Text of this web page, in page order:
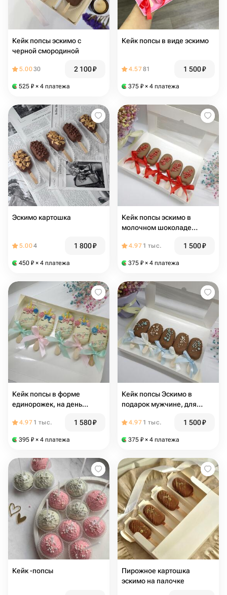
Кейк попсы эскимо с
черной смородиной
5.0030 2 100₽
525 ₽ × 4 платежа
Кейк попсы в виде эскимо
4.5781 1 500₽
375 ₽ × 4 платежа
Эскимо картошка
5.004 1 800₽
450 ₽ × 4 платежа
Кейк попсы эскимо в
молочном шоколаде
папе, учителю, подруге,
4.97 1 тыс. 1 500₽
375 ₽ × 4 платежа
Кейк попсы в форме
единорожек, на день
девочки, девушки, в
4.97 1 тыс. 1 580₽
395 ₽ × 4 платежа
Кейк попсы Эскимо в
подарок мужчине, для
учителю, воспитателю,
4.97 1 тыс. 1 500₽
375 ₽ × 4 платежа
Кейк -попсы
Пирожное картошка
эскимо на палочке